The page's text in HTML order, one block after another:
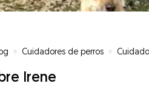
» Cuidadores de perros »
Irene